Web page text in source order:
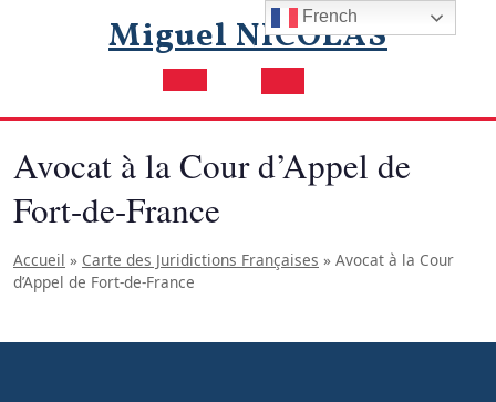
Miguel NICOLAS
Open
Avocat à la Cour d’Appel de
Fort-de-France
Accueil » Carte des Juridictions Françaises » Avocat à la Cour
d’Appel de Fort-de-France
French